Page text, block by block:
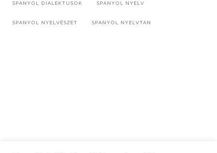
SPANYOL DIALEKTUSOK SPANYOL NYELV
SPANYOL NYELVÉSZET SPANYOL NYELVTAN